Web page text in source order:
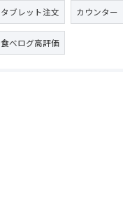
タブレット注文 カウンター
食べログ高評価